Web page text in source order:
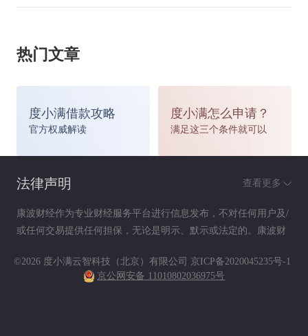
是将雨刮拉起来，用手指在清洁后的橡胶雨刮片上
若叶片老化、硬化，出现裂纹，就应及时更换。此
外，还要
杆是用螺丝固定到摇臂上的，而有些则是用建点的
凸扣锁死的，买的时候一定要认准。
热门文章
度小满借款攻略
官方权威解读
度小满怎么申请？
满足这三个条件就可以
法律声明 查看更多
康波财经作为专业财经服务平台进行信息发布，不对任何用户及/
或任何交易提供任何担保，无论是明示、默示或法定的。康波财
链接）仅供参考（如：历史或预期收益不代表实际收益），不作
为任何法律文件，亦不构成任何邀约、投资建议或承诺，用户应
©2026 度小满云智科技（北京）有限公司 京ICP备2020045235号-1
京公网安备 11010802036975号